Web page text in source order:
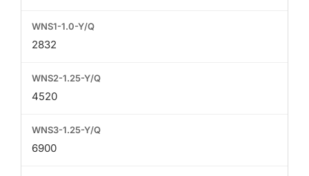
2832
4520
6900